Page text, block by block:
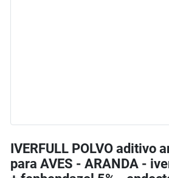
IVERFULL POLVO aditivo
para AVES - ARANDA -